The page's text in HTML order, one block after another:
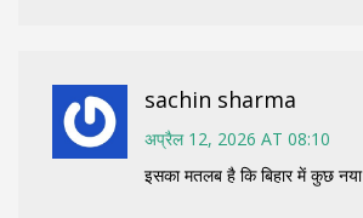
sachin sharma
अप्रैल 12, 2026 AT 08:10
इसका मतलब है कि बिहार में कुछ नया